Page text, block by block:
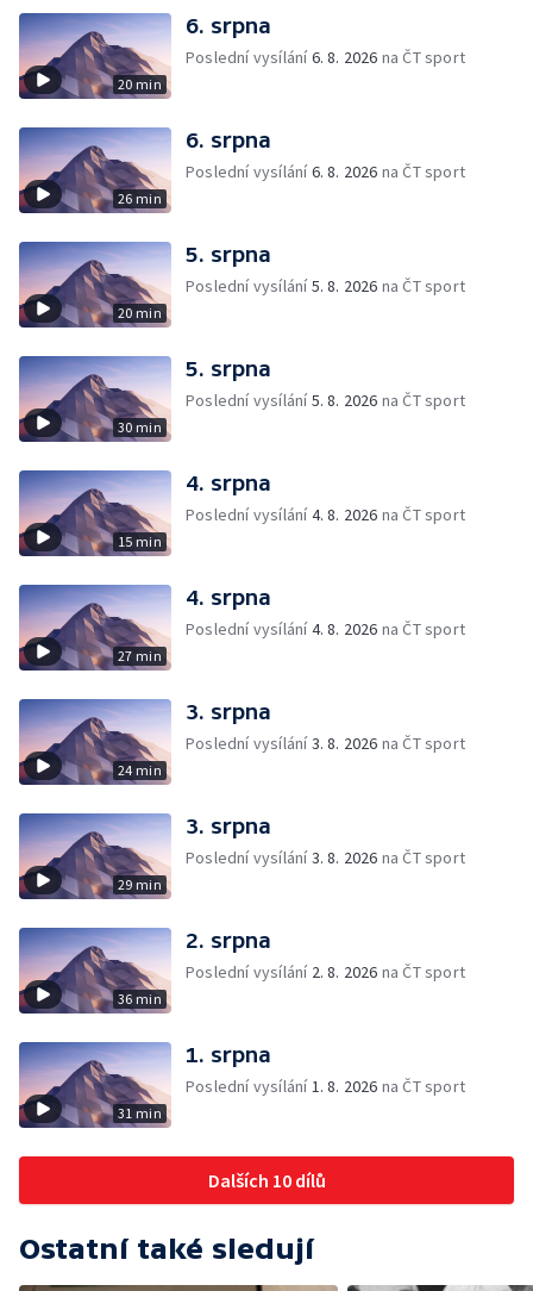
20 min
6. srpna
Poslední vysílání6. 8. 2026 na ČT sport
26 min
6. srpna
Poslední vysílání6. 8. 2026 na ČT sport
20 min
5. srpna
Poslední vysílání5. 8. 2026 na ČT sport
30 min
5. srpna
Poslední vysílání5. 8. 2026 na ČT sport
15 min
4. srpna
Poslední vysílání4. 8. 2026 na ČT sport
27 min
4. srpna
Poslední vysílání4. 8. 2026 na ČT sport
24 min
3. srpna
Poslední vysílání3. 8. 2026 na ČT sport
29 min
3. srpna
Poslední vysílání3. 8. 2026 na ČT sport
36 min
2. srpna
Poslední vysílání 2. 8. 2026 na ČT sport
31 min
1. srpna
Poslední vysílání1. 8. 2026 na ČT sport
Dalších 10 dílů
Ostatní také sledují